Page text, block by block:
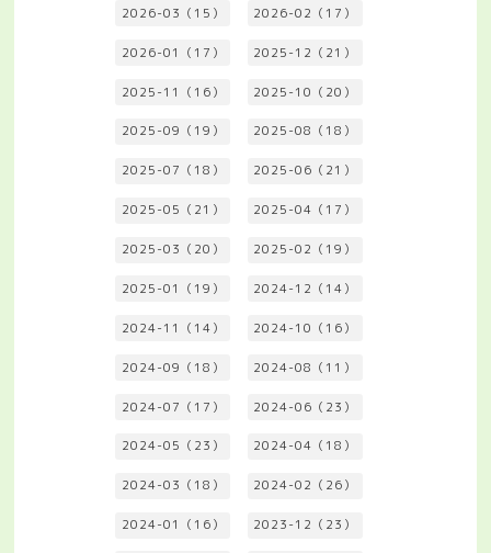
2026-03（15） 2026-02（17）
2026-01（17） 2025-12（21）
2025-11（16） 2025-10（20）
2025-09（19） 2025-08（18）
2025-07（18） 2025-06（21）
2025-05（21） 2025-04（17）
2025-03（20） 2025-02（19）
2025-01（19） 2024-12（14）
2024-11（14） 2024-10（16）
2024-09（18） 2024-08（11）
2024-07（17） 2024-06（23）
2024-05（23） 2024-04（18）
2024-03（18） 2024-02（26）
2024-01（16） 2023-12（23）